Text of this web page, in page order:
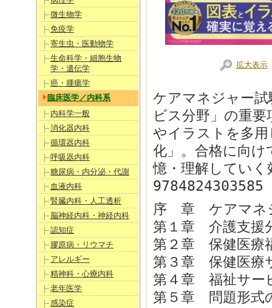
微生物学
免疫学
寄生虫・医動物学
生命科学・細胞生物
学・遺伝学
癌・腫瘍学
臨床医学／内科系
内科学一般
消化器内科
循環器内科
呼吸器内科
糖尿病・内分泌・代謝
血液内科
腎臓内科・人工透析
脳神経内科・神経内科
認知症
膠原病・リウマチ
アレルギー
精神科・心療内科
老年医学
感染症
拡大表示
ケアマネジャー試
ビス分野」の重
やイラストを多
化」。合格に向け
憶・理解していく
9784824303585
序 章 ケアマネ
第１章 介護支援
第２章 保健医療
第３章 保健医療
第４章 福祉サー
第５章 問題形式